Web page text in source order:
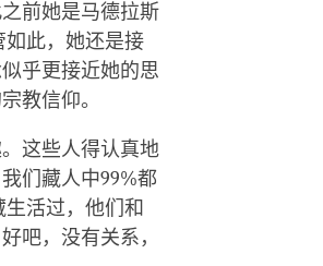
前她是马德拉斯
如此，她还是接
乎更接近她的思
教信仰。
这些人得认真地
们藏人中99%都
活过，他们和
吧，没有关系，